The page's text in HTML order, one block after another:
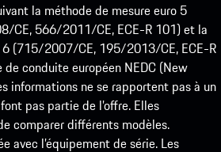
la méthode de mesure euro 5
CE, 566/2011/CE, ECE-R 101) et la
6 (715/2007/CE, 195/2013/CE, ECE-R
conduite européen NEDC (New
informations ne se rapportent pas à un
pas partie de l’offre. Elles
comparer différents modèles.
avec l’équipement de série. Les